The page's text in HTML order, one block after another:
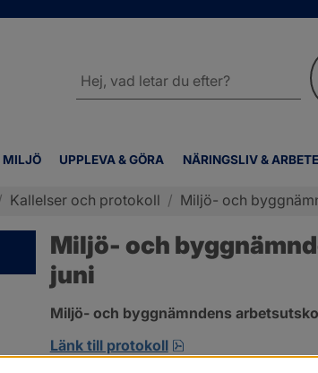
MILJÖ UPPLEVA & GÖRA NÄRINGSLIV & ARBETE
webbplatsen
Kallelser och protokoll / Miljö- och
Miljö- och
juni
Miljö- och byggnämndens
Länk till protokoll
pdf, 692.2 kB,